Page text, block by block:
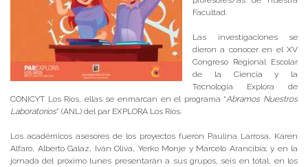
Facultad.
Las investigaciones se
dieron a conocer en el XV
Congreso Regional Escolar
de la Ciencia y la
Tecnología Explora de
CONICYT Los Ríos, ellas se enmarcan en el programa “Abramos Nuestros
Laboratorios” (ANL) del par EXPLORA Los Ríos.
Los académicos asesores de los proyectos fueron Paulina Larrosa, Karen
Alfaro, Alberto Galaz, Iván Oliva, Yerko Monje y Marcelo Arancibia; y en la
jornada del próximo lunes presentarán a sus grupos, seis en total, en los